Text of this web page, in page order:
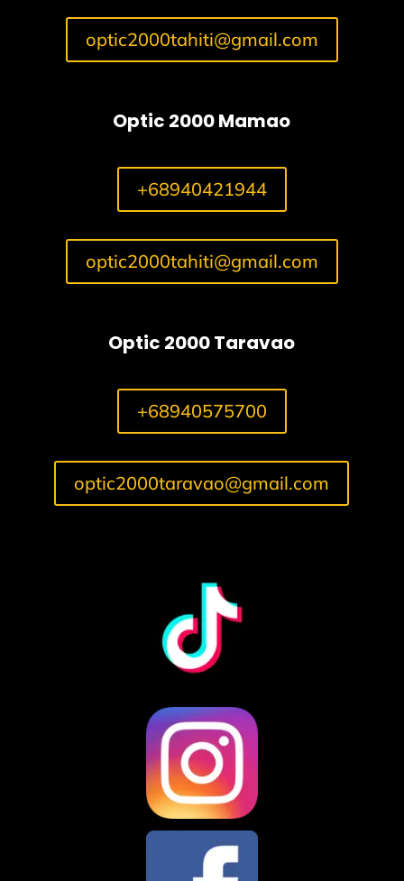
optic2000tahiti@gmail.com
Optic 2000 Mamao
+68940421944
optic2000tahiti@gmail.com
Optic 2000 Taravao
+68940575700
optic2000taravao@gmail.com